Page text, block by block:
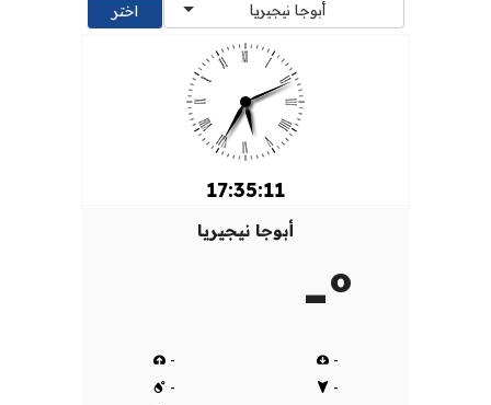
أبوجا نيجيريا
17:35:11
أبوجا نيجيريا
-º
-
-
-
-